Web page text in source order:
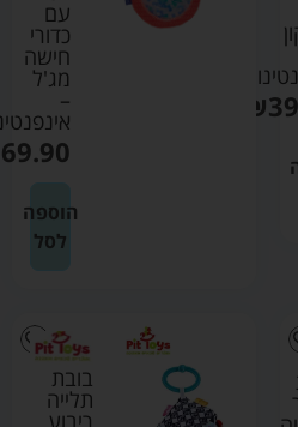
₪
עם
כדורי
חישה
מג'ל
–
69.90
הוספה
לסל
בובת
תלייה
ריבוע